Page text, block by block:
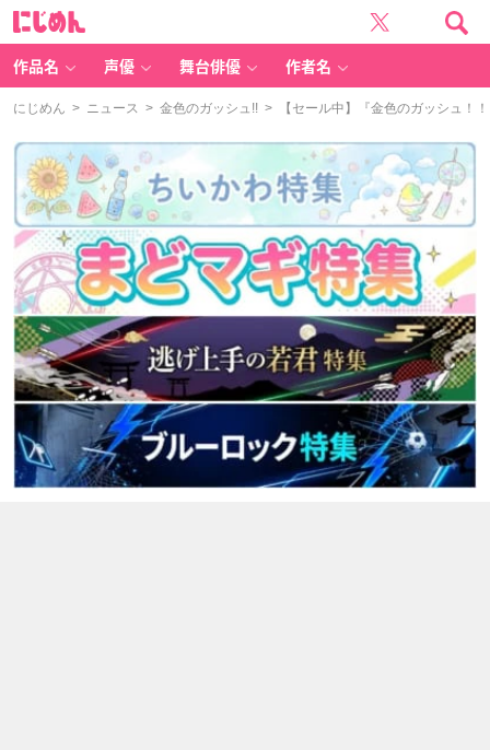
作品名 声優 舞台俳優 作者名
にじめん > ニュース > 金色のガッシュ!! > 【セール中】『金色のガッシュ！